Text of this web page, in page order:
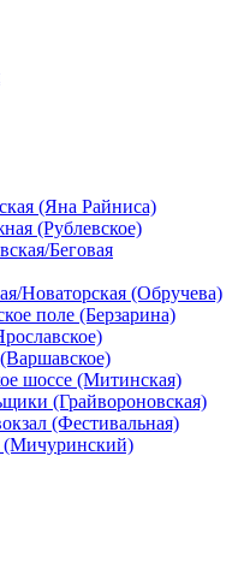
(Яна Райниса)
(Рублевское)
Беговая
Новаторская (Обручева)
поле (Берзарина)
шоссе (Митинская)
(Грайвороновская)
(Фестивальная)
(Мичуринский)